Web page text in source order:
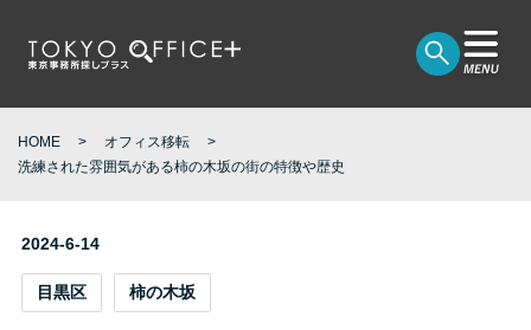
HOME
オフィス移転
洗練された雰囲気がある柿の木坂の街の特徴や歴史
2024-6-14
目黒区 柿の木坂